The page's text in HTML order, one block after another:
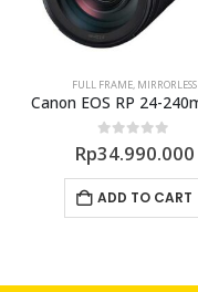
FULL FRAME, MIRRORLESS
0out of 5
Rp34.990.000
ADD TO CART